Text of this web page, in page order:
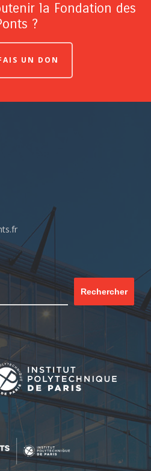
la Fondation des
?
UN DON
Rechercher